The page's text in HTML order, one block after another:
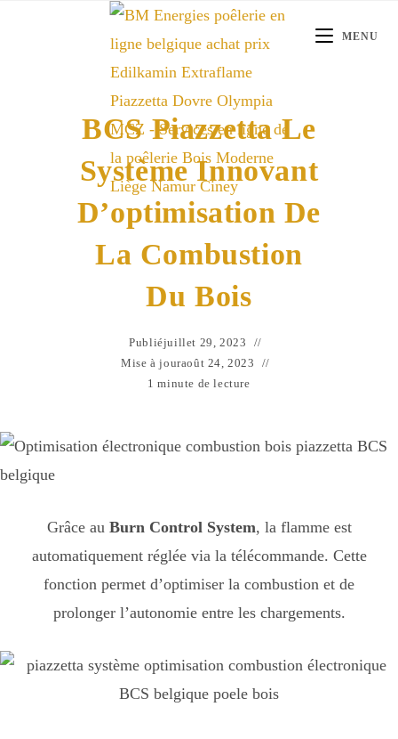
MENU
BCS Piazzetta Le
Système Innovant
D’optimisation De
La Combustion
Du Bois
Publiéjuillet 29, 2023
Mise à jouraoût 24, 2023
1 minute de lecture
Grâce au Burn Control System, la flamme est
automatiquement réglée via la télécommande. Cette
fonction permet d’optimiser la combustion et de
prolonger l’autonomie entre les chargements.